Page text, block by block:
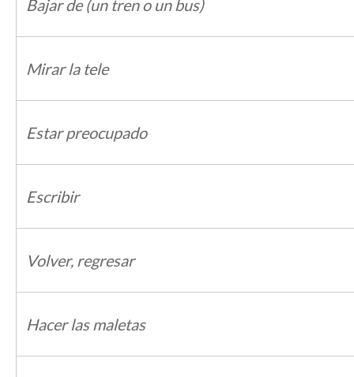
Bajar de (un tren o un bus)
Mirar la tele
Estar preocupado
Escribir
Volver, regresar
Hacer las maletas